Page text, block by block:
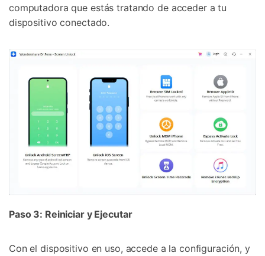
computadora que estás tratando de acceder a tu
dispositivo conectado.
Paso 3: Reiniciar y Ejecutar
Con el dispositivo en uso, accede a la configuración, y